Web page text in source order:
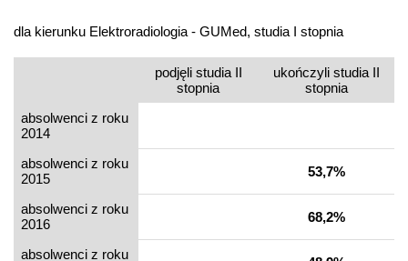
dla kierunku Elektroradiologia - GUMed, studia I stopnia
podjęli studia II
stopnia
ukończyli studia II
stopnia
absolwenci z roku
2014
absolwenci z roku
2015
53,7%
absolwenci z roku
2016
68,2%
absolwenci z roku